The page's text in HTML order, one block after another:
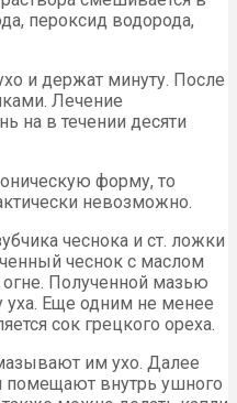
пероксид водорода,
и держат минуту. После
Лечение
на в течении десяти
форму, то
невозможно.
чеснока и ст. ложки
чеснок с маслом
Полученной мазью
Еще одним не менее
сок грецкого ореха.
им ухо. Далее
помещают внутрь ушного